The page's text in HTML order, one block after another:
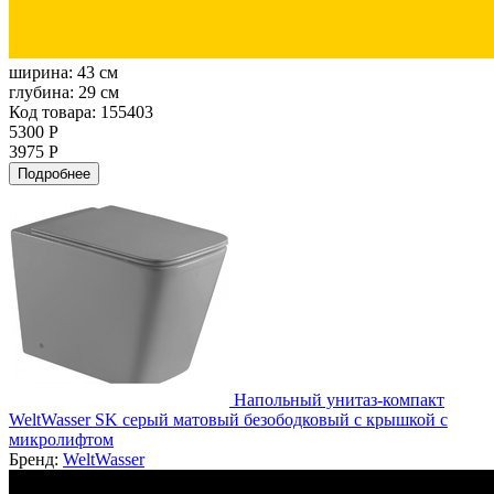
ширина: 43 см
глубина: 29 см
Код товара: 155403
5300 Р
3975 Р
Подробнее
Напольный унитаз-компакт
WeltWasser SK серый матовый безободковый с крышкой с
микролифтом
Бренд: WeltWasser